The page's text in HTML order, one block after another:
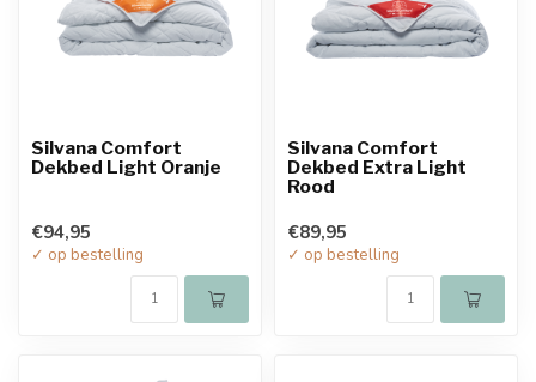
Silvana Comfort
Dekbed Light Oranje
€94,95
✓ op bestelling
Silvana Comfort
Dekbed Extra Light
Rood
€89,95
✓ op bestelling